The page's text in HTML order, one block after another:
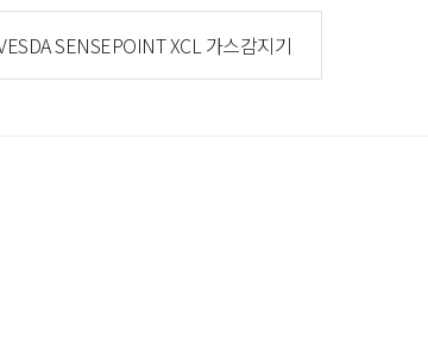
SENSEPOINT XCL 가스감지기